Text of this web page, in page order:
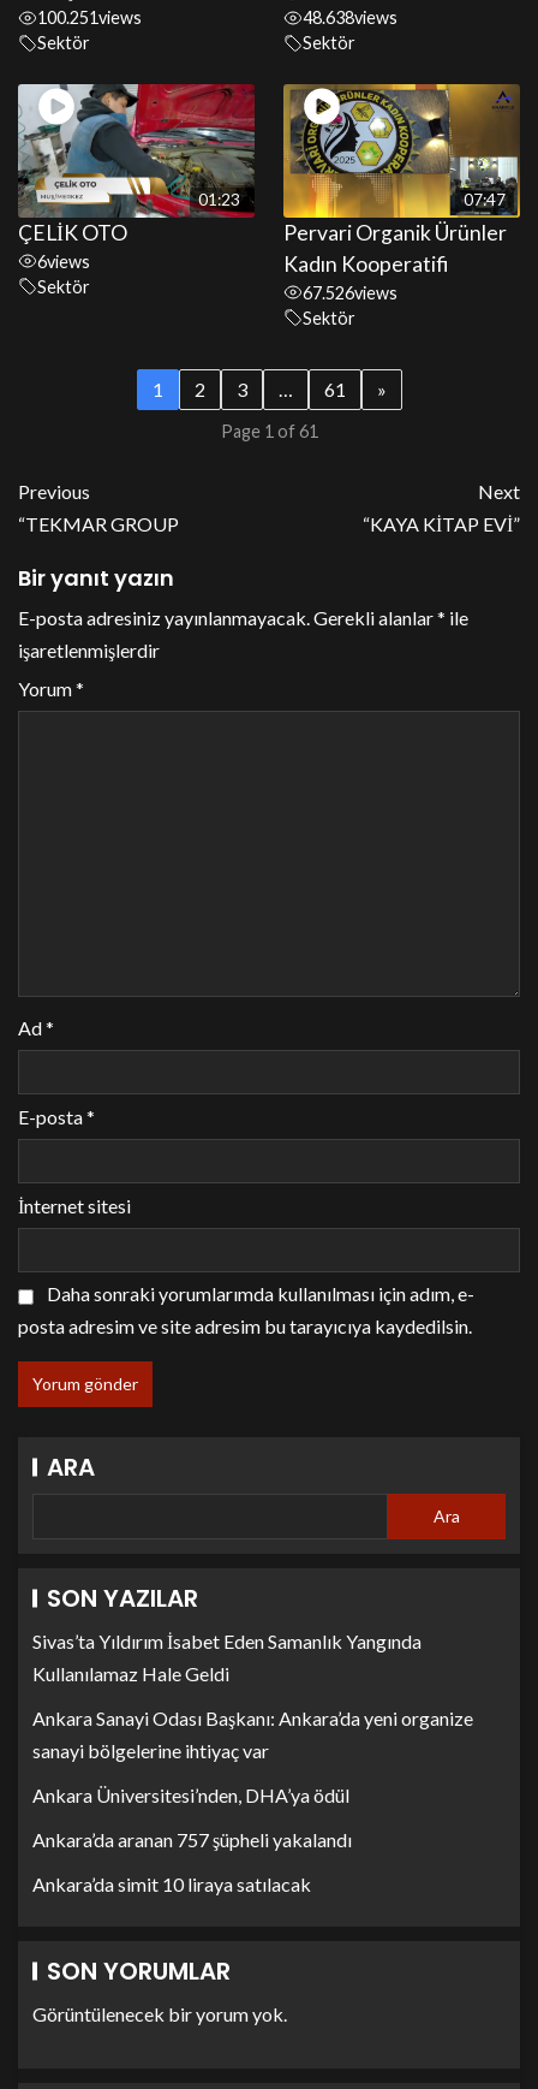
100.251views
Sektör
48.638views
Sektör
01:23
ÇELİK OTO
6views
Sektör
07:47
Pervari Organik Ürünler
Kadın Kooperatifi
67.526views
Sektör
1 2 3 … 61 »
Page 1 of 61
Previous
“TEKMAR GROUP
Next
“KAYA KİTAP EVİ”
Bir yanıt yazın
E-posta adresiniz yayınlanmayacak.Gerekli alanlar* ile
işaretlenmişlerdir
Yorum*
Ad*
E-posta*
İnternet sitesi
Daha sonraki yorumlarımda kullanılması için adım, e-
posta adresim ve site adresim bu tarayıcıya kaydedilsin.
ARA
Ara
SON YAZILAR
Sivas’ta Yıldırım İsabet Eden Samanlık Yangında
Kullanılamaz Hale Geldi
Ankara Sanayi Odası Başkanı: Ankara’da yeni organize
sanayi bölgelerine ihtiyaç var
Ankara Üniversitesi’nden, DHA’ya ödül
Ankara’da aranan 757 şüpheli yakalandı
Ankara’da simit 10 liraya satılacak
SON YORUMLAR
Görüntülenecek bir yorum yok.